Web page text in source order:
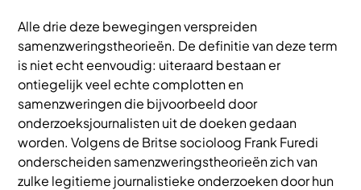
Alle drie deze bewegingen verspreiden
samenzweringstheorieën. De definitie van deze term
is niet echt eenvoudig: uiteraard bestaan er
ontiegelijk veel echte complotten en
samenzweringen die bijvoorbeeld door
onderzoeksjournalisten uit de doeken gedaan
worden. Volgens de Britse socioloog Frank Furedi
onderscheiden samenzweringstheorieën zich van
zulke legitieme journalistieke onderzoeken door hun